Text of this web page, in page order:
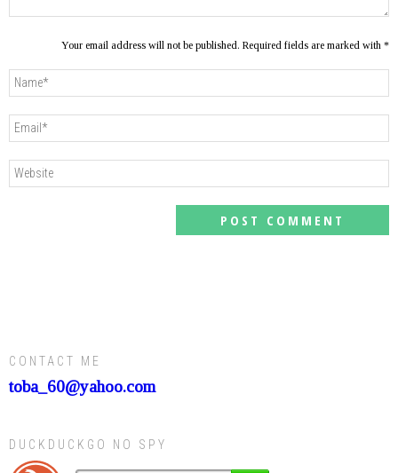
Your email address will not be published. Required fields are marked with *
CONTACT ME
toba_60@yahoo.com
DUCKDUCKGO NO SPY